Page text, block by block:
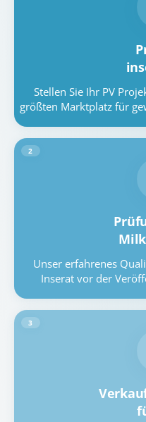
Stellen Sie Ihr PV
größten Marktplatz für
2
Unser erfahrenes
Inserat vor der
3